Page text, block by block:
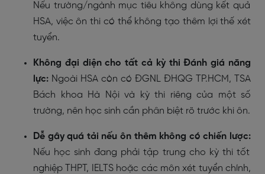
Nếu trường/ngành mục tiêu không dùng kết quả
HSA, việc ôn thi có thể không tạo thêm lợi thế xét
tuyển.
Không đại diện cho tất cả kỳ thi Đánh giá năng
lực: Ngoài HSA còn có ĐGNL ĐHQG TP.HCM, TSA
Bách khoa Hà Nội và kỳ thi riêng của một số
trường, nên học sinh cần phân biệt rõ trước khi ôn.
Dễ gây quá tải nếu ôn thêm không có chiến lược:
Nếu học sinh đang phải tập trung cho kỳ thi tốt
nghiệp THPT, IELTS hoặc các môn xét tuyển chính,